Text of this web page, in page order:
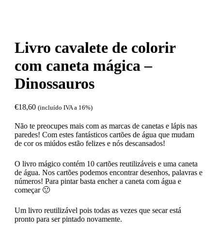
Livro cavalete de colorir
com caneta mágica –
Dinossauros
€18,60 (incluído IVA a 16%)
Não te preocupes mais com as marcas de canetas e lápis nas
paredes! Com estes fantásticos cartões de água que mudam
de cor os miúdos estão felizes e nós descansados!
O livro mágico contém 10 cartões reutilizáveis ​​e uma caneta
de água. Nos cartões podemos encontrar desenhos, palavras e
números! Para pintar basta encher a caneta com água e
começar 🙂
Um livro reutilizável pois todas as vezes que secar está
pronto para ser pintado novamente.